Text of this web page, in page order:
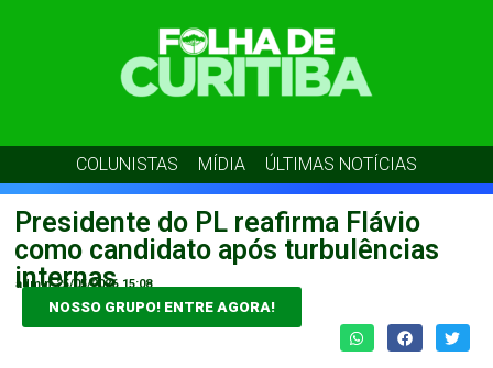
COLUNISTAS MÍDIA ÚLTIMAS NOTÍCIAS
Presidente do PL reafirma Flávio
como candidato após turbulências
internas
admin 25/05/2026 15:08
NOSSO GRUPO! ENTRE AGORA!